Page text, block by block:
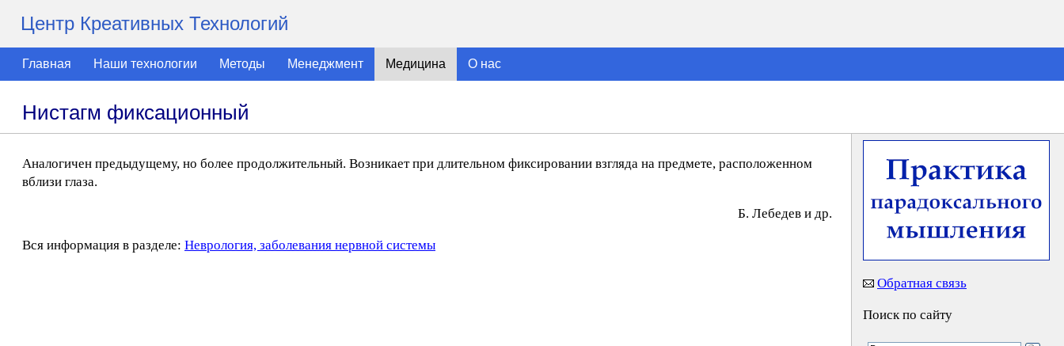
Центр Креативных Технологий
Главная Наши технологии Методы Менеджмент Медицина О нас
Нистагм фиксационный
Аналогичен предыдущему, но более продолжительный. Возникает при длительном фиксировании взгляда на предмете, расположенном
вблизи глаза.
Б. Лeбeдeв и др.
Вся информация в разделе: Неврология, заболевания нервной системы
Обратная связь
Поиск по сайту